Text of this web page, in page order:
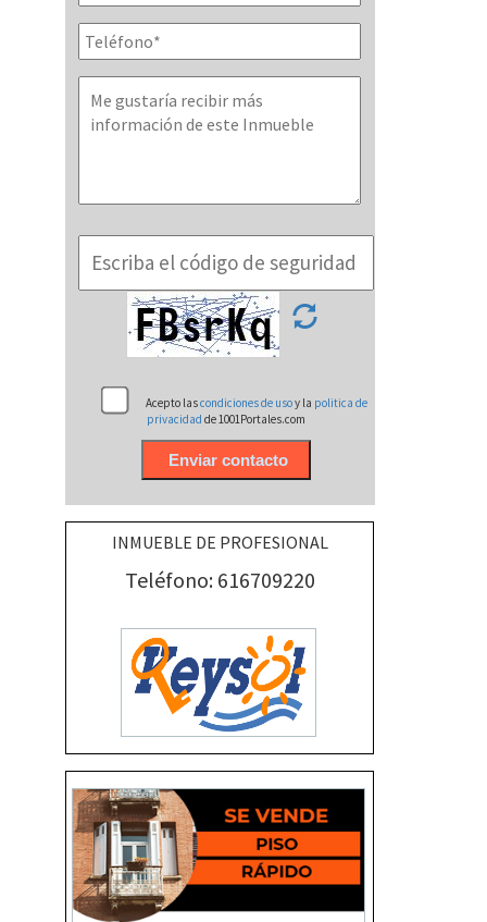
Acepto lascondiciones de usoy la politica de
privacidadde 1001Portales.com
INMUEBLE DE PROFESIONAL
Teléfono: 616709220